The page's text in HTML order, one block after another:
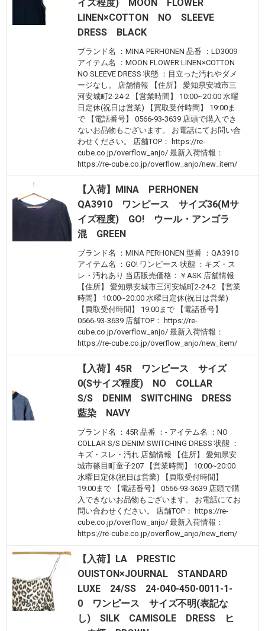
イズ程度) MOON FLOWER
LINEN×COTTON NO SLEEVE
DRESS BLACK
ブランド名 ：MINA PERHONEN 品番 ：LD3009
アイテム名 ：MOON FLOWER LINEN×COTTON
NO SLEEVE DRESS 状態 ：目立った汚れやダメ
ージなし。 店舗情報 【住所】 愛知県安城市三
河安城町2-24-2 【営業時間】 10:00~20:00 水曜
日定休(祝日は営業) 【買取受付時間】 19:00ま
で 【電話番号】 0566-93-3639 店頭で購入でき
ないお品物もございます。 お電話にてお問い合
わせください。 店舗TOP： https://re-
cube.co.jp/overflow_anjo/ 最新入荷情報：
https://re-cube.co.jp/overflow_anjo/new_item/
【入荷】MINA PERHONEN
QA3910 ワンピース サイズ36(Mサ
イズ程度) GO! ウール・アンゴラ
混 GREEN
ブランド名 ：MINA PERHONEN 型番 ：QA3910
アイテム名 ：GO! ワンピース 状態 ：キズ・ス
レ・汚れあり 当店販売価格：￥ASK 店舗情報
【住所】 愛知県安城市三河安城町2-24-2 【営業
時間】 10:00~20:00 水曜日定休(祝日は営業)
【買取受付時間】 19:00まで 【電話番号】
0566-93-3639 店舗TOP： https://re-
cube.co.jp/overflow_anjo/ 最新入荷情報：
https://re-cube.co.jp/overflow_anjo/new_item/
【入荷】45R ワンピース サイズ
0(Sサイズ程度) NO COLLAR
S/S DENIM SWITCHING DRESS
藍染 NAVY
ブランド名 ：45R 品番 ：- アイテム名 ：NO
COLLAR S/S DENIM SWITCHING DRESS 状態 ：
キズ・スレ・汚れ 店舗情報 【住所】 愛知県安
城市篠目町童子207 【営業時間】 10:00~20:00
水曜日定休(祝日は営業) 【買取受付時間】
19:00まで 【電話番号】 0566-93-3639 店頭で購
入できないお品物もございます。 お電話にてお
問い合わせください。 店舗TOP： https://re-
cube.co.jp/overflow_anjo/ 最新入荷情報：
https://re-cube.co.jp/overflow_anjo/new_item/
【入荷】LA PRESTIC
OUISTON×JOURNAL STANDARD
LUXE 24/SS 24-040-450-0011-1-
0 ワンピース サイズ不明(表記な
し) SILK CAMISOLE DRESS ヒ